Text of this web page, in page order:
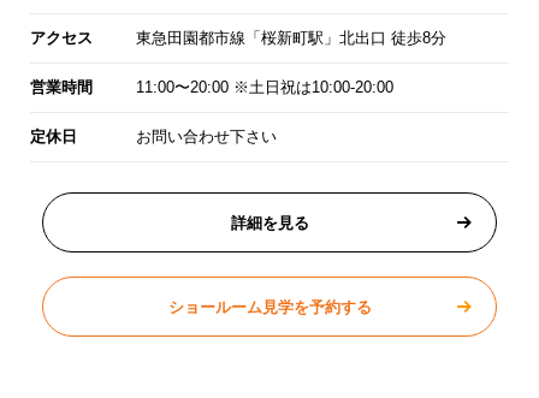
アクセス 東急田園都市線「桜新町駅」北出口 徒歩8分
営業時間 11:00〜20:00 ※土日祝は10:00-20:00
定休日 お問い合わせ下さい
詳細を見る
ショールーム見学を予約する